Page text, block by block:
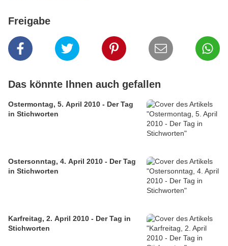
Freigabe
Das könnte Ihnen auch gefallen
Ostermontag, 5. April 2010 - Der Tag
in Stichworten
Ostersonntag, 4. April 2010 - Der Tag
in Stichworten
Karfreitag, 2. April 2010 - Der Tag in
Stichworten